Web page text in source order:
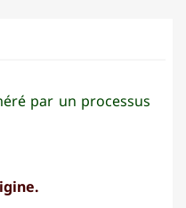
par un processus